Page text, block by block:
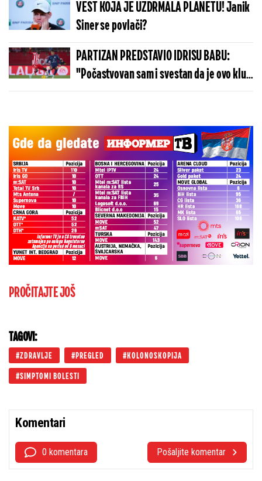
VEST KOJA JE UZDRMALA PLANETU! Janik
Siner se povlači?
PARTIZAN PREDSTAVIO IDRISU BABU:
"Počastvovan sam i svestan da je ovo klub
sa velikom istorijom"
PROČITAJTE JOŠ
TAGOVI:
ZDRAVLJE PREGLED KOLONOSKOPIJA
SIMPTOMI BOLESTI
Komentari
0 komentara Pošaljite komentar